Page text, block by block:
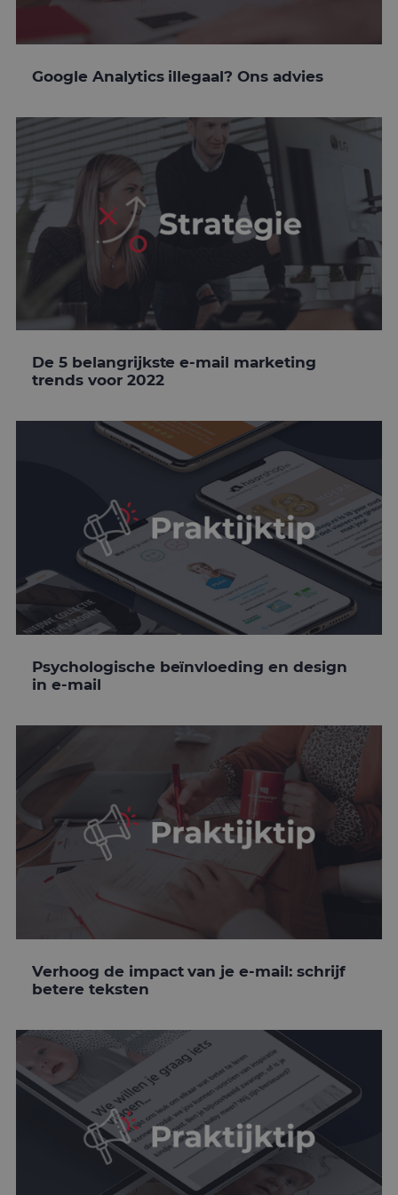
Google Analytics illegaal? Ons advies
De 5 belangrijkste e-mail marketing
trends voor 2022
Psychologische beïnvloeding en design
in e-mail
Verhoog de impact van je e-mail: schrijf
betere teksten